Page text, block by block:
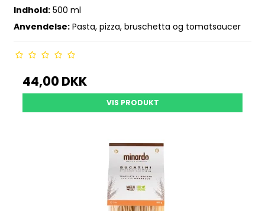
Indhold: 500 ml
Anvendelse: Pasta, pizza, bruschetta og tomatsaucer
44,00 DKK
VIS PRODUKT